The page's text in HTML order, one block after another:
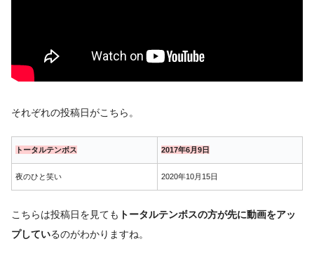
それぞれの投稿日がこちら。
トータルテンボス 2017年6月9日
夜のひと笑い 2020年10月15日
こちらは投稿日を見ても トータルテンボスの方が先に動画をアッ
プしているのがわかりますね。